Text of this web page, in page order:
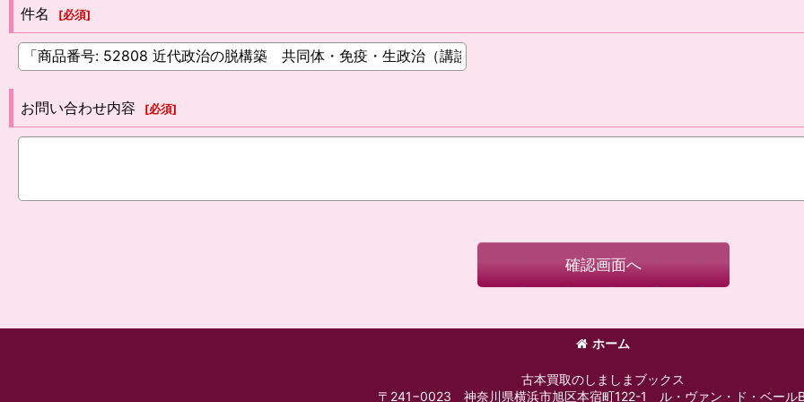
件名 [必須]
お問い合わせ内容 [必須]
確認画面へ
ホーム
古本買取のしましまブックス
〒241−0023 神奈川県横浜市旭区本宿町122-1 ル・ヴァン・ド・ベール